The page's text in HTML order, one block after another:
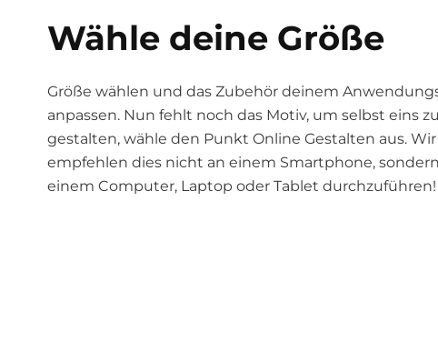
Wähle deine Größe
Größe wählen und das Zubehör deinem
anpassen. Nun fehlt noch das Motiv, um selbst eins zu
gestalten, wähle den Punkt Online Gestalten aus. Wir
empfehlen dies nicht an einem Smartphone,
einem Computer, Laptop oder Tablet durchzuführen!